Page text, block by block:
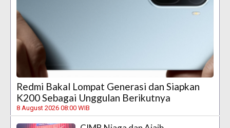
Redmi Bakal Lompat Generasi dan Siapkan
K200 Sebagai Unggulan Berikutnya
8 August 2026 08:00 WIB